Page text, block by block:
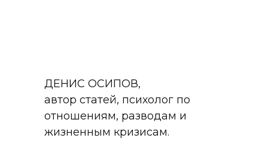
ДЕНИС ОСИПОВ,
автор статей, психолог по
отношениям, разводам и
жизненным кризисам.